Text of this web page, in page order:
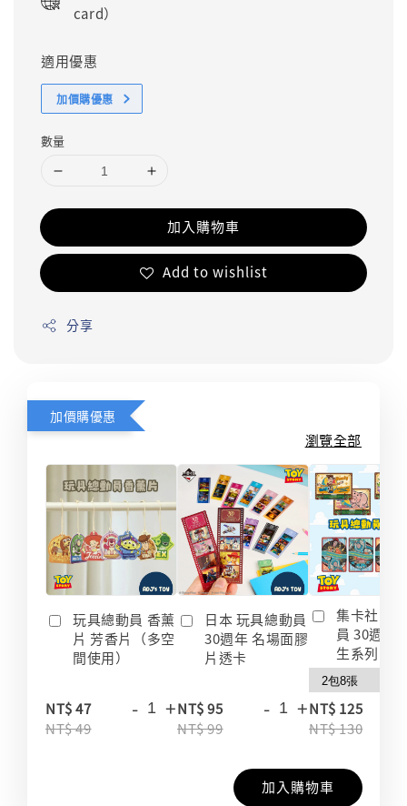
card）
適用優惠
加價購優惠
數量
加入購物車
Add to wishlist
分享
加價購優惠
瀏覽全部
玩具總動員 香薰
片 芳香片（多空
間使用）
NT$ 47
NT$ 49
- +
日本 玩具總動員
30週年 名場面膠
片透卡
NT$ 95
NT$ 99
- +
集卡社 玩
員 30週年
生系列 收
NT$ 125
NT$ 130
加入購物車